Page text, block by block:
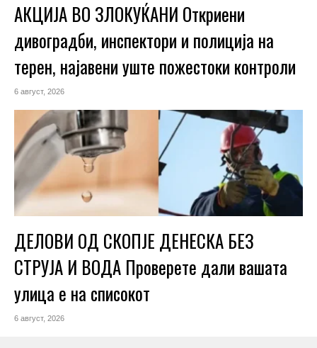
АКЦИЈА ВО ЗЛОКУЌАНИ Откриени
дивоградби, инспектори и полиција на
терен, најавени уште пожестоки контроли
6 август, 2026
ДЕЛОВИ ОД СКОПЈЕ ДЕНЕСКА БЕЗ
СТРУЈА И ВОДА Проверете дали вашата
улица е на списокот
6 август, 2026